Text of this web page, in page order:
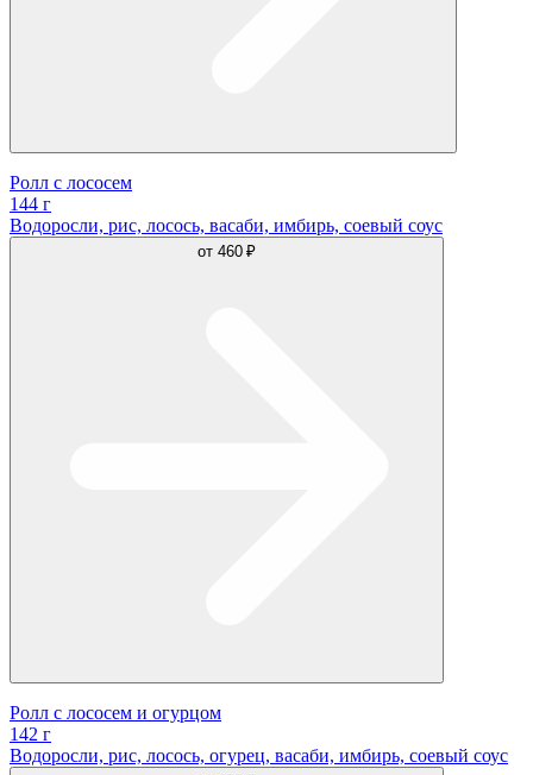
Ролл с лососем
144 г
Водоросли, рис, лосось, васаби, имбирь, соевый соус
от 460 ₽
Ролл с лососем и огурцом
142 г
Водоросли, рис, лосось, огурец, васаби, имбирь, соевый соус